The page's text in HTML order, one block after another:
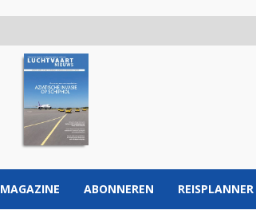
MAGAZINE ABONNEREN REISPLANNER